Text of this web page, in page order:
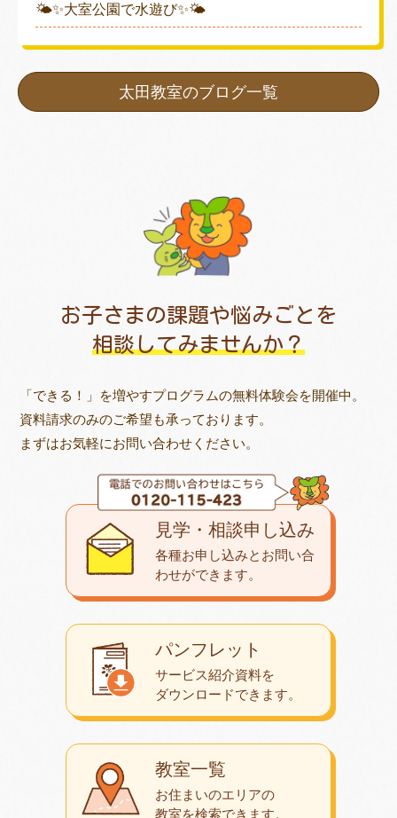
🌤✨大室公園で水遊び✨🌤
太田教室のブログ一覧
お子さまの課題や悩みごとを
相談してみませんか？
「できる！」を増やすプログラムの無料体験会を開催中。
資料請求のみのご希望も承っております。
まずはお気軽にお問い合わせください。
教室一覧
お住まいのエリアの
教室を検索できます。
パンフレット
サービス紹介資料を
ダウンロードできます。
見学・相談申し込み
各種お申し込みとお問い合
わせができます。